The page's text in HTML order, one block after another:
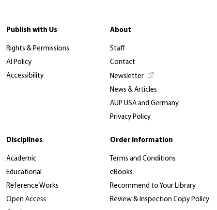
Publish with Us
Rights & Permissions
AI Policy
Accessibility
About
Staff
Contact
Newsletter
News & Articles
AUP USA and Germany
Privacy Policy
Disciplines
Academic
Educational
Reference Works
Open Access
Order Information
Terms and Conditions
eBooks
Recommend to Your Library
Review & Inspection Copy Policy